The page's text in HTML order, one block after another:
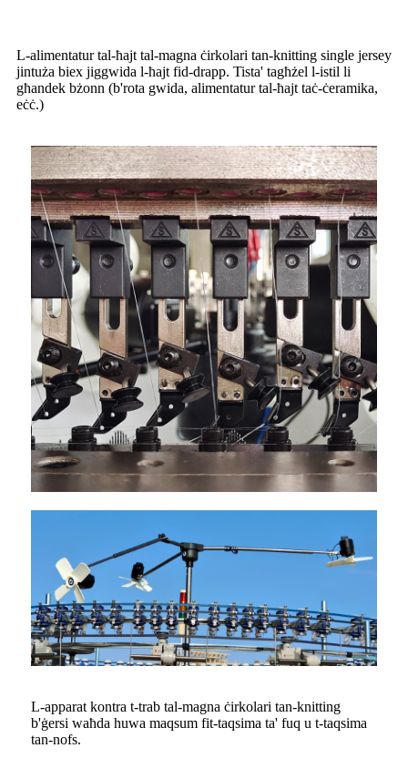
L-alimentatur tal-ħajt tal-magna ċirkolari tan-knitting single jersey
jintuża biex jiggwida l-ħajt fid-drapp. Tista' tagħżel l-istil li
għandek bżonn (b'rota gwida, alimentatur tal-ħajt taċ-ċeramika,
eċċ.)
L-apparat kontra t-trab tal-magna ċirkolari tan-knitting
b'ġersi waħda huwa maqsum fit-taqsima ta' fuq u t-taqsima
tan-nofs.